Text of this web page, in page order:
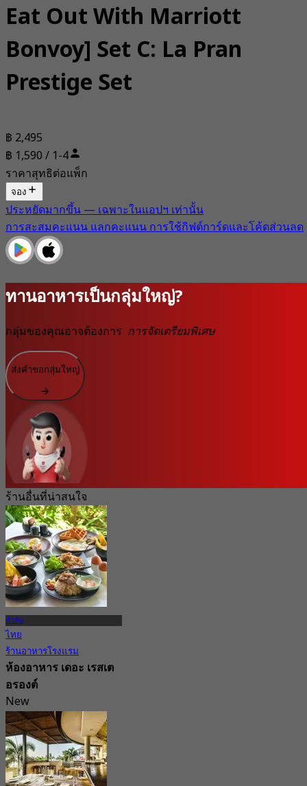
Eat Out With Marriott
Bonvoy] Set C: La Pran
Prestige Set
฿ 2,495
฿ 1,590 / 1-4
ราคาสุทธิต่อแพ็ก
จอง
ประหยัดมากขึ้น — เฉพาะในแอปฯ เท่านั้น
การสะสมคะแนน แลกคะแนน การใช้กิฟต์การ์ดและโค้ดส่วนลด
ทานอาหารเป็นกลุ่มใหญ่?
กลุ่มของคุณอาจต้องการ การจัดเตรียมพิเศษ
ส่งคำขอกลุ่มใหญ่
ร้านอื่นที่น่าสนใจ
หัวหิน
ไทย
ร้านอาหารโรงแรม
ห้องอาหาร เดอะ เรสเต
อรองต์
New
จาก฿ 680